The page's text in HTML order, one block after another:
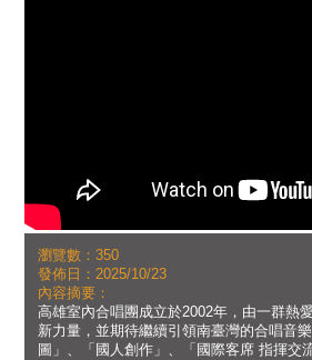
瀏覽數：350
發佈日：2025/10/23
內容摘要：
高雄室內合唱團成立於2002年，由一群熱
新力量，並期待繼續引領南臺灣的合唱音
圖」、「國人創作」、「國際客席 指揮交